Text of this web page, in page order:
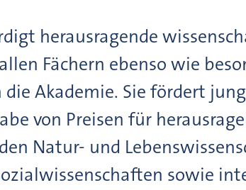
herausragende
Fächern ebenso wie
Akademie. Sie fördert
von Preisen für
Natur- und
sowie